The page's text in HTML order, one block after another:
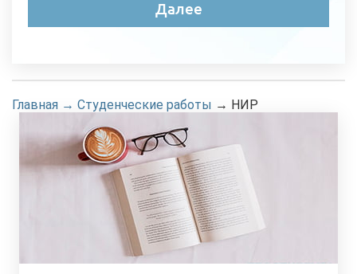
Главная → Студенческие работы → НИР